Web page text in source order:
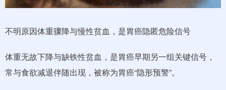
不明原因体重骤降与慢性贫血，是胃癌隐匿危险信号
体重无故下降与缺铁性贫血，是胃癌早期另一组关键信号，
常与食欲减退伴随出现，被称为胃癌“隐形预警”。